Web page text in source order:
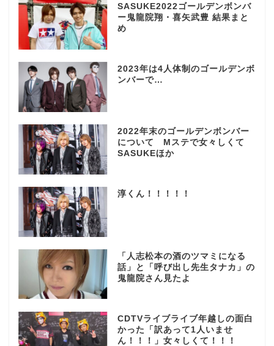
SASUKE2022ゴールデンボンバ
ー鬼龍院翔・喜矢武豊 結果まと
め
2023年は4人体制のゴールデンボ
ンバーで…
2022年末のゴールデンボンバー
について Mステで女々しくて
SASUKEほか
淳くん！！！！！
「人志松本の酒のツマミになる
話」と「呼び出し先生タナカ」の
鬼龍院さん見たよ
CDTVライブライブ年越しの面白
かった「訳あって1人いませ
ん！！！」女々しくて！！！